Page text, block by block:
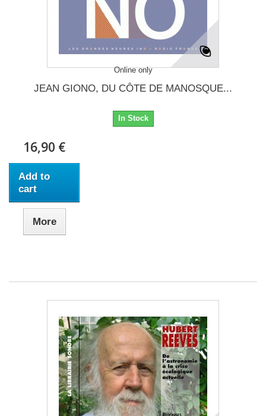
Online only
JEAN GIONO, DU CÔTE DE MANOSQUE...
In Stock
16,90 €
Add to
cart
More